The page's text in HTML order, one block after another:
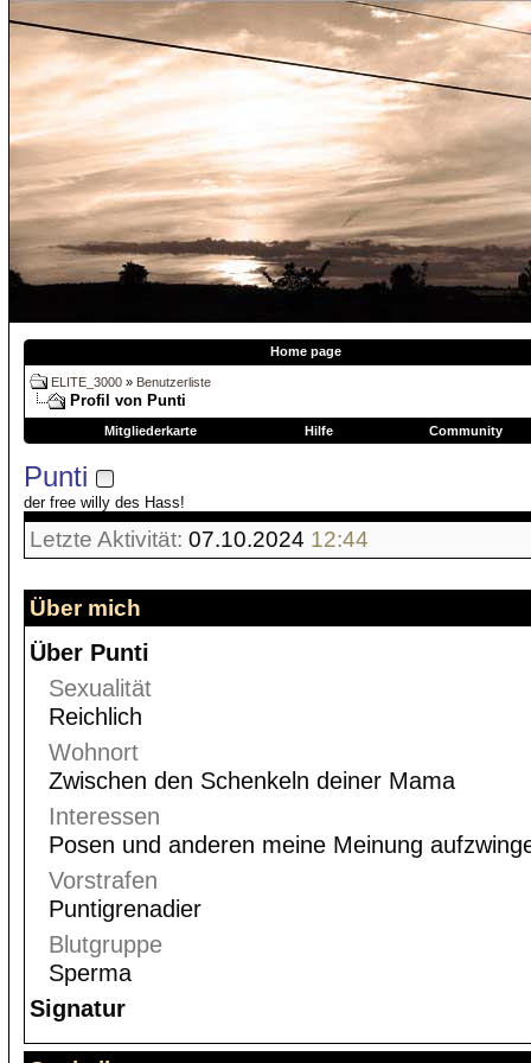
Home page
ELITE_3000 » Benutzerliste
Profil von Punti
Mitgliederkarte Hilfe Community
Punti
der free willy des Hass!
Letzte Aktivität: 07.10.2024 12:44
Über mich
Über Punti
Sexualität
Reichlich
Wohnort
Zwischen den Schenkeln deiner Mama
Interessen
Posen und anderen meine Meinung
Vorstrafen
Puntigrenadier
Blutgruppe
Sperma
Signatur